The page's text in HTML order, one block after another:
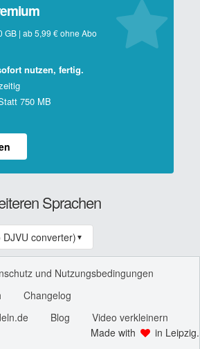
GB | ab 5,99 € ohne Abo
nutzen, fertig.
750 MB
Sprachen
converter) ▼
und Nutzungsbedingungen
Changelog
Blog
Video verkleinern
Made with
in Leipzig.